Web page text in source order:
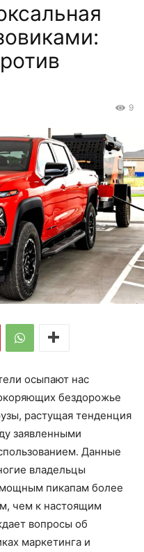
9
осыпают нас
бездорожье
растущая тенденция
заявленными
Данные
владельцы
мощным пикапам более
чем к настоящим
вопросы об
маркетинга и